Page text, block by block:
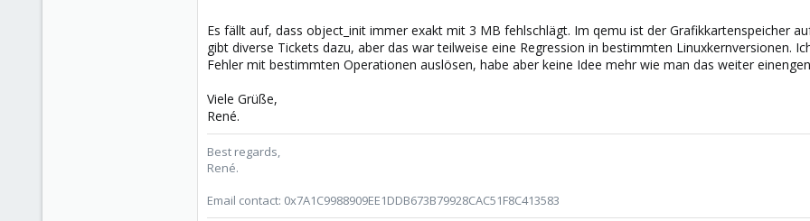
Es fällt auf, dass object_init immer exakt mit 3 MB fehlschlägt. Im qemu ist der Grafikkartenspeicher
gibt diverse Tickets dazu, aber das war teilweise eine Regression in bestimmten Linuxkernversionen.
Fehler mit bestimmten Operationen auslösen, habe aber keine Idee mehr wie man das weiter
Viele Grüße,
René.
Best regards,
René.
Email contact: 0x7A1C9988909EE1DDB673B79928CAC51F8C413583